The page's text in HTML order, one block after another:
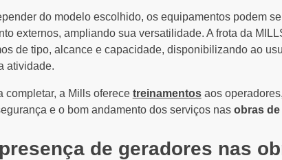
do modelo escolhido, os equipamentos podem
externos, ampliando sua versatilidade. A frota da
de tipo, alcance e capacidade, disponibilizando ao
atividade.
completar, a Mills oferece treinamentosaos
e o bom andamento dos serviços nas obras
de geradores nas